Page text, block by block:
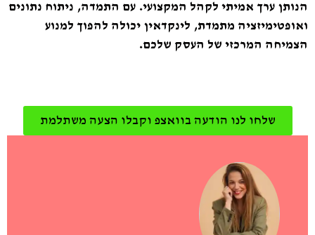
הנותן ערך אמיתי לקהל המקצועי. עם התמדה, ניתוח נתונים
ואופטימיזציה מתמדת, לינקדאין יכולה להפוך למנוע
הצמיחה המרכזי של העסק שלכם.
שלחו לנו הודעה בוואצפ וקבלו הצעה משתלמת